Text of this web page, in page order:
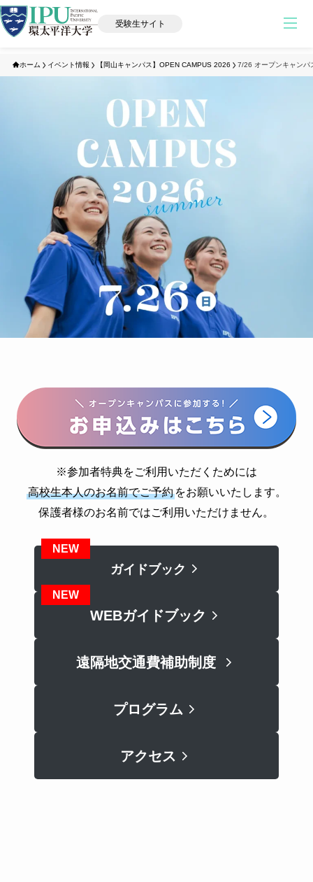
受験生サイト
ホーム イベント情報 【岡山キャンパス】OPEN CAMPUS 2026 7/26 オープンキャンパ
※参加者特典をご利用いただくためには
高校生本人のお名前でご予約 をお願いいたします。
保護者様のお名前ではご利用いただけません。
ガイドブック
WEBガイドブック
遠隔地交通費補助制度
プログラム
アクセス